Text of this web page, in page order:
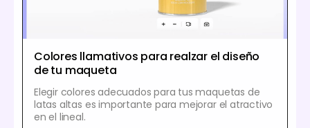
Colores llamativos para realzar el diseño
de tu maqueta
Elegir colores adecuados para tus maquetas de
latas altas es importante para mejorar el atractivo
en el lineal.